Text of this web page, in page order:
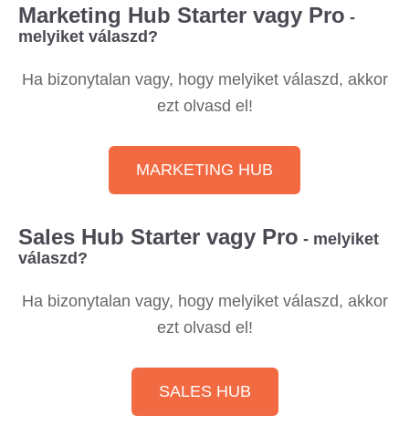
Marketing Hub Starter vagy Pro -
melyiket válaszd?
Ha bizonytalan vagy, hogy melyiket válaszd, akkor
ezt olvasd el!
MARKETING HUB
Sales Hub Starter vagy Pro - melyiket
válaszd?
Ha bizonytalan vagy, hogy melyiket válaszd, akkor
ezt olvasd el!
SALES HUB